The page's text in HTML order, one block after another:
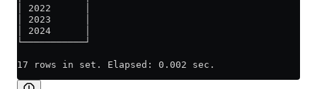
│ 2022      │
│ 2023      │
│ 2024      │
└───────────┘
17 rows in set. Elapsed: 0.002 sec.